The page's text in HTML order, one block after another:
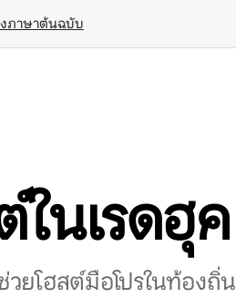
ภาษาต้นฉบับ
ในเรดฮุค
วยโฮสต์มือโปรในท้องถิ่น